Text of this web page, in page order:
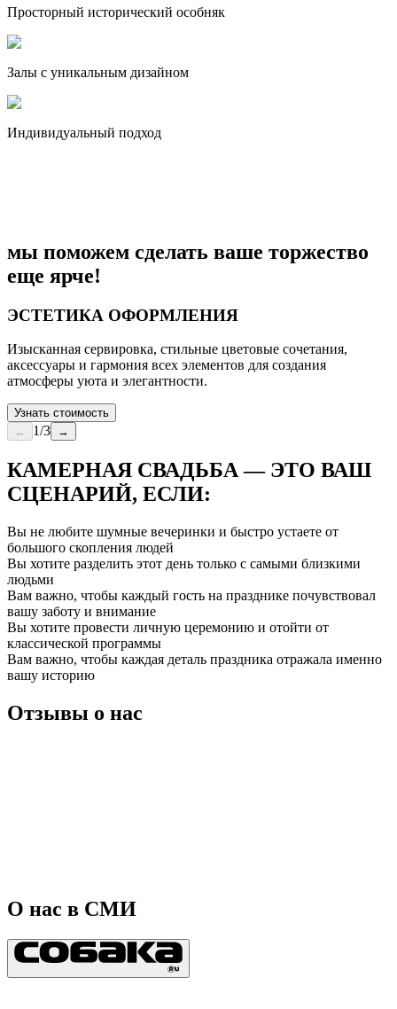
Просторный исторический особняк
Залы с уникальным дизайном
Индивидуальный подход
мы поможем сделать ваше торжество
еще ярче!
ЭСТЕТИКА ОФОРМЛЕНИЯ
Изысканная сервировка, стильные цветовые сочетания,
аксессуары и гармония всех элементов для создания
атмосферы уюта и элегантности.
Узнать стоимость
←
1/3 →
КАМЕРНАЯ СВАДЬБА — ЭТО ВАШ
СЦЕНАРИЙ, ЕСЛИ:
Вы не любите шумные вечеринки и быстро устаете от
большого скопления людей
Вы хотите разделить этот день только с самыми близкими
людьми
Вам важно, чтобы каждый гость на празднике почувствовал
вашу заботу и внимание
Вы хотите провести личную церемонию и отойти от
классической программы
Вам важно, чтобы каждая деталь праздника отражала именно
вашу историю
Отзывы о нас
О нас в СМИ